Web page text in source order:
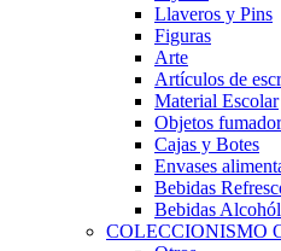
Llaveros y Pins
Figuras
Arte
Artículos de
Material Escolar
Objetos fumador
Cajas y Botes
Envases
Bebidas
Bebidas
COLECCIONISMO